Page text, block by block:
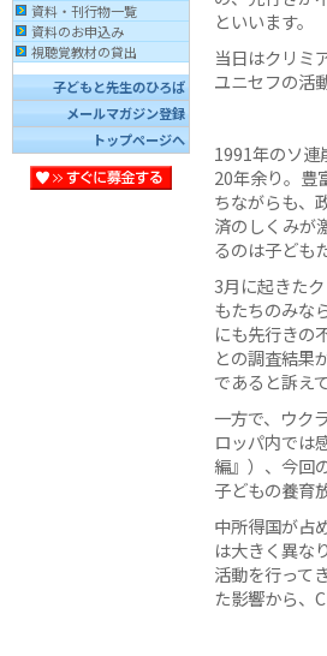
資料・刊行物一覧
資料のお申込み
視聴覚教材の貸出
子どもと先生のひろば
メールマガジン登録
トップページへ
といいます。
当日はクリミ
ユニセフの活
1991年のソ連
20年余り。豊
ちながらも、
済のしくみが
るのは子ども
3月に起きた
もたちのみな
にも先行きの
との調査結果
であると訴え
一方で、ウク
ロッパ内では
編』）、今回
子どもの養育
中所得国が占
は大きく異な
活動を行って
た影響から、